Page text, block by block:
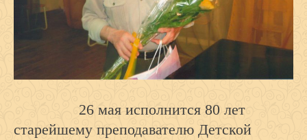
26 мая исполнится 80 лет
старейшему преподавателю Детской